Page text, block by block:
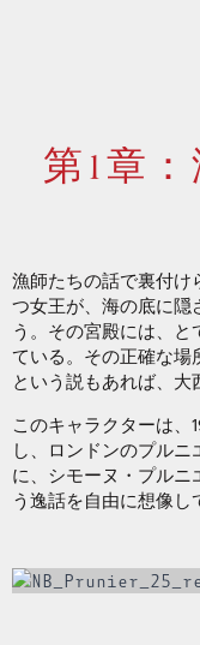
第1章
漁師たちの話で裏付け
つ女王が、海の底に隠
う。その宮殿には、
ている。その正確な場
という説もあれば、大
このキャラクターは、
し、ロンドンのプル
に、シモーヌ・プルニ
う逸話を自由に想像し